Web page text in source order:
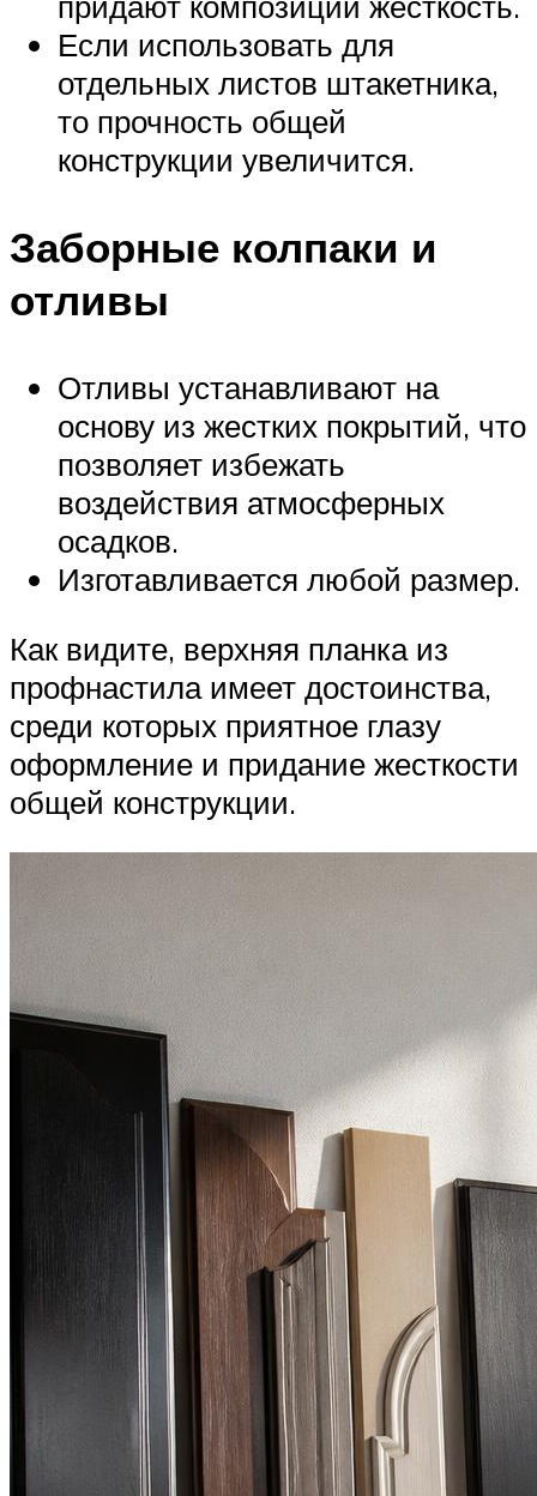
Если использовать для
отдельных листов штакетника,
то прочность общей
конструкции увеличится.
Заборные колпаки и
отливы
Отливы устанавливают на
основу из жестких покрытий, что
позволяет избежать
воздействия атмосферных
осадков.
Изготавливается любой размер.
Как видите, верхняя планка из
профнастила имеет достоинства,
среди которых приятное глазу
оформление и придание жесткости
общей конструкции.